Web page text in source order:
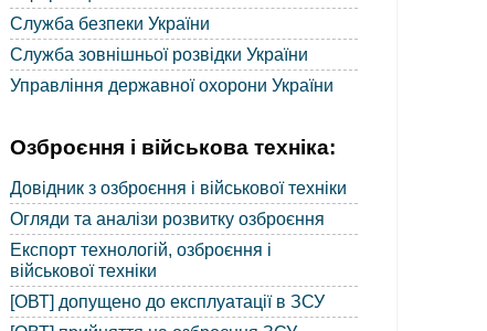
Служба безпеки України
Служба зовнішньої розвідки України
Управління державної охорони України
Озброєння і військова техніка:
Довідник з озброєння і військової техніки
Огляди та аналізи розвитку озброєння
Експорт технологій, озброєння і
військової техніки
[ОВТ] допущено до експлуатації в ЗСУ